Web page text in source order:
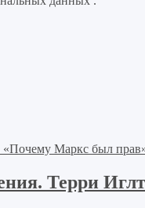
Терри